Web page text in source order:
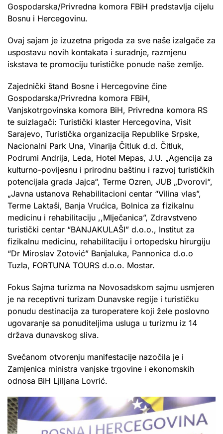
Gospodarska/Privredna komora FBiH predstavlja cijelu
Bosnu i Hercegovinu.
Ovaj sajam je izuzetna prigoda za sve naše izalgače za
uspostavu novih kontakata i suradnje, razmjenu
iskstava te promociju turističke ponude naše zemlje.
Zajednički štand Bosne i Hercegovine čine
Gospodarska/Privredna komora FBiH,
Vanjskotrgovinska komora BiH, Privredna komora RS
te suizlagači: Turistički klaster Hercegovina, Visit
Sarajevo, Turistička organizacija Republike Srpske,
Nacionalni Park Una, Vinarija Čitluk d.d. Čitluk,
Podrumi Andrija, Leda, Hotel Mepas, J.U. „Agencija za
kulturno-povijesnu i prirodnu baštinu i razvoj turističkih
potencijala grada Jajca“, Terme Ozren, JUB „Dvorovi“,
„Javna ustanova Rehabilitacioni centar “Vilina vlas”,
Terme Laktaši, Banja Vrućica, Bolnica za fizikalnu
medicinu i rehabilitaciju ,,Mlječanica”, Zdravstveno
turistički centar “BANJAKULAŠI” d.o.o., Institut za
fizikalnu medicinu, rehabilitaciju i ortopedsku hirurgiju
“Dr Miroslav Zotović” Banjaluka, Pannonica d.o.o
Tuzla, FORTUNA TOURS d.o.o. Mostar.
Fokus Sajma turizma na Novosadskom sajmu usmjeren
je na receptivni turizam Dunavske regije i turističku
ponudu destinacija za turoperatere koji žele poslovno
ugovaranje sa ponuditeljima usluga u turizmu iz 14
država dunavskog sliva.
Svečanom otvorenju manifestacije nazočila je i
Zamjenica ministra vanjske trgovine i ekonomskih
odnosa BiH Ljiljana Lovrić.